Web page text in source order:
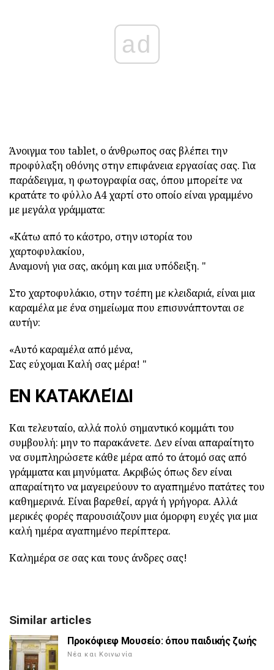
ad
Άνοιγμα του tablet, ο άνθρωπος σας βλέπει την
προφύλαξη οθόνης στην επιφάνεια εργασίας σας. Για
παράδειγμα, η φωτογραφία σας, όπου μπορείτε να
κρατάτε το φύλλο Α4 χαρτί στο οποίο είναι γραμμένο
με μεγάλα γράμματα:
«Κάτω από το κάστρο, στην ιστορία του
χαρτοφυλακίου,
Αναμονή για σας, ακόμη και μια υπόδειξη. "
Στο χαρτοφυλάκιο, στην τσέπη με κλειδαριά, είναι μια
καραμέλα με ένα σημείωμα που επισυνάπτονται σε
αυτήν:
«Αυτό καραμέλα από μένα,
Σας εύχομαι Καλή σας μέρα! "
ΕΝ ΚΑΤΑΚΛΕΊΔΙ
Και τελευταίο, αλλά πολύ σημαντικό κομμάτι του
συμβουλή: μην το παρακάνετε. Δεν είναι απαραίτητο
να συμπληρώσετε κάθε μέρα από το άτομό σας από
γράμματα και μηνύματα. Ακριβώς όπως δεν είναι
απαραίτητο να μαγειρεύουν το αγαπημένο πατάτες του
καθημερινά. Είναι βαρεθεί, αργά ή γρήγορα. Αλλά
μερικές φορές παρουσιάζουν μια όμορφη ευχές για μια
καλή ημέρα αγαπημένο περίπτερα.
Καλημέρα σε σας και τους άνδρες σας!
Similar articles
Προκόφιεφ Μουσείο: όπου παιδικής ζωής
Νέα και Κοινωνία